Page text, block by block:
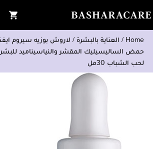
Home
/ العناية بالبشرة / لاروش بوزيه سيروم
حمض الساليسيليك المقشر والنياسيناميد
لحب الشباب 30مل